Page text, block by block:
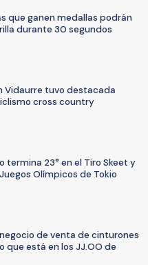
que ganen medallas podrán
durante 30 segundos
Vidaurre tuvo destacada
cross country
termina 23° en el Tiro Skeet y
Olímpicos de Tokio
de venta de cinturones
que está en los JJ.OO de